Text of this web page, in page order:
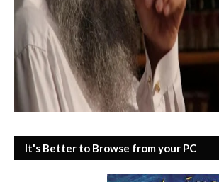
It's Better to Browse from your PC